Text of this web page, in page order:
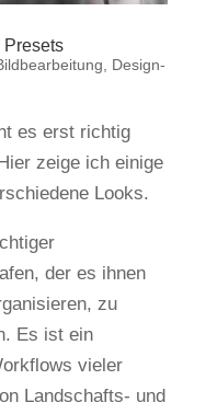
Presets
Design-
es erst richtig
zeige ich einige
Looks.
der es ihnen
zu
Es ist ein
vieler
Landschafts- und